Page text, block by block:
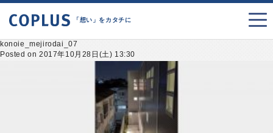
「想い」をカタチに
konoie_mejirodai_07
Posted on 2017年10月28日(土) 13:30